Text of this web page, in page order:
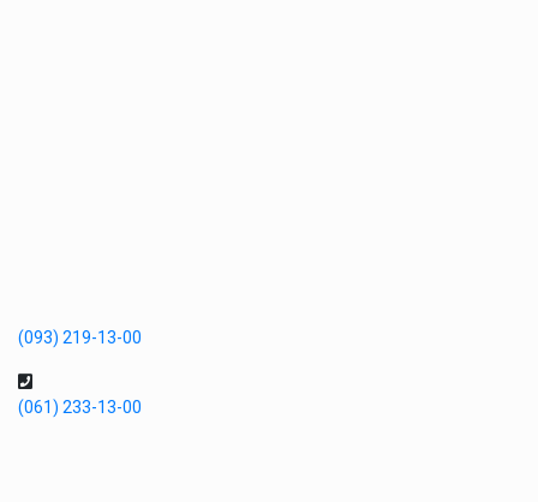
(093) 219-13-00
(061) 233-13-00